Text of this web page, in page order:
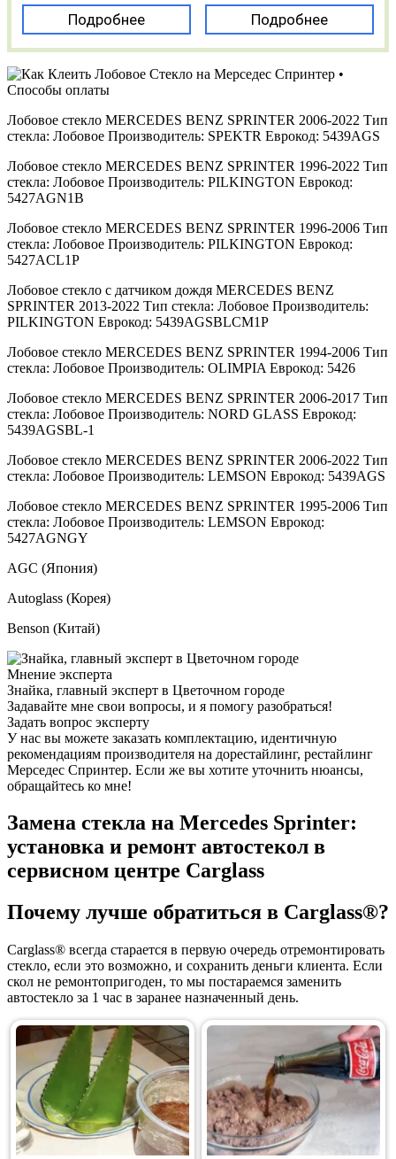
Подробнее Подробнее
Лобовое стекло MERCEDES BENZ SPRINTER 2006-2022 Тип
стекла: Лобовое Производитель: SPEKTR Еврокод: 5439AGS
Лобовое стекло MERCEDES BENZ SPRINTER 1996-2022 Тип
стекла: Лобовое Производитель: PILKINGTON Еврокод:
5427AGN1B
Лобовое стекло MERCEDES BENZ SPRINTER 1996-2006 Тип
стекла: Лобовое Производитель: PILKINGTON Еврокод:
5427ACL1P
Лобовое стекло с датчиком дождя MERCEDES BENZ
SPRINTER 2013-2022 Тип стекла: Лобовое Производитель:
PILKINGTON Еврокод: 5439AGSBLCM1P
Лобовое стекло MERCEDES BENZ SPRINTER 1994-2006 Тип
стекла: Лобовое Производитель: OLIMPIA Еврокод: 5426
Лобовое стекло MERCEDES BENZ SPRINTER 2006-2017 Тип
стекла: Лобовое Производитель: NORD GLASS Еврокод:
5439AGSBL-1
Лобовое стекло MERCEDES BENZ SPRINTER 2006-2022 Тип
стекла: Лобовое Производитель: LEMSON Еврокод: 5439AGS
Лобовое стекло MERCEDES BENZ SPRINTER 1995-2006 Тип
стекла: Лобовое Производитель: LEMSON Еврокод:
5427AGNGY
AGC (Япония)
Autoglass (Корея)
Benson (Китай)
Мнение эксперта
Знайка, главный эксперт в Цветочном городе
Задавайте мне свои вопросы, и я помогу разобраться!
Задать вопрос эксперту
У нас вы можете заказать комплектацию, идентичную
рекомендациям производителя на дорестайлинг, рестайлинг
Мерседес Спринтер. Если же вы хотите уточнить нюансы,
обращайтесь ко мне!
Замена стекла на Mercedes Sprinter:
установка и ремонт автостекол в
сервисном центре Carglass
Почему лучше обратиться в Carglass®?
Carglass® всегда старается в первую очередь отремонтировать
стекло, если это возможно, и сохранить деньги клиента. Если
скол не ремонтопригоден, то мы постараемся заменить
автостекло за 1 час в заранее назначенный день.